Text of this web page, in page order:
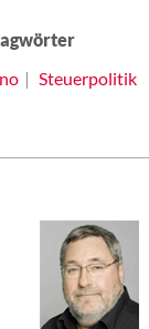
Steuerpolitik